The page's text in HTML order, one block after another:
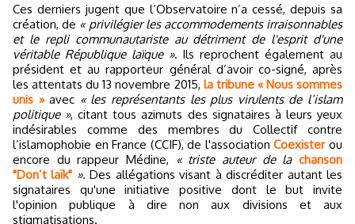
Ces derniers jugent que l’Observatoire n’a cessé, depuis sa
création, de « privilégier les accommodements irraisonnables
et le repli communautariste au détriment de l'esprit d'une
véritable République laïque ». Ils reprochent également au
président et au rapporteur général d’avoir co-signé, après
les attentats du 13 novembre 2015, la tribune « Nous sommes
unis »avec « les représentants les plus virulents de l’islam
politique », citant tous azimuts des signataires à leurs yeux
indésirables comme des membres du Collectif contre
l’islamophobie en France (CCIF), de l'associationCoexisterou
encore du rappeur Médine,
« triste auteur de la chanson
"Don’t laïk" ». Des allégations visant à discréditer autant les
signataires qu'une initiative positive dont le but invite
l'opinion publique à dire non aux divisions et aux
stigmatisations.